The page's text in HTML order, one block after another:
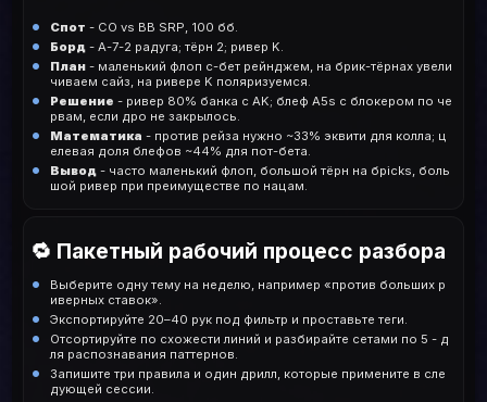
Спот - CO vs BB SRP, 100 бб.
Борд- A-7-2 радуга; тёрн 2; ривер K.
План- маленький флоп c-бет рейнджем, на брик-тёрнах увели
чиваем сайз, на ривере K поляризуемся.
Решение - ривер 80% банка с AK; блеф A5s с блокером по че
рвам, если дро не закрылось.
Математика - против рейза нужно ~33% эквити для колла; ц
елевая доля блефов ~44% для пот-бета.
Вывод- часто маленький флоп, большой тёрн на брicks, боль
шой ривер при преимуществе по нацам.
🔁 Пакетный рабочий процесс разбора
Выберите одну тему на неделю, например «против больших р
иверных ставок».
Экспортируйте 20–40 рук под фильтр и проставьте теги.
Отсортируйте по схожести линий и разбирайте сетами по 5 - д
ля распознавания паттернов.
Запишите три правила и один дрилл, которые примените в сле
дующей сессии.